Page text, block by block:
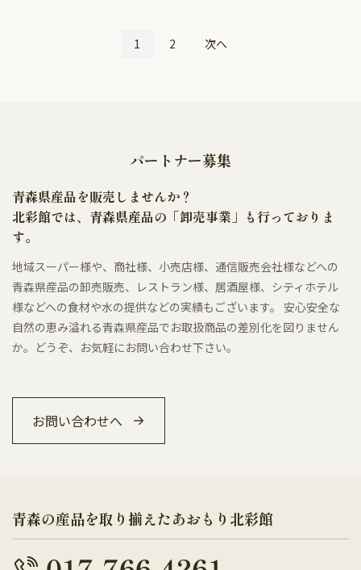
1 2 次へ
パートナー募集
青森県産品を販売しませんか？
北彩館では、青森県産品の「卸売事業」も行っておりま
す。
地域スーパー様や、商社様、小売店様、通信販売会社様などへの
青森県産品の卸売販売、レストラン様、居酒屋様、シティホテル
様などへの食材や水の提供などの実績もございます。 安心安全な
自然の恵み溢れる青森県産品でお取扱商品の差別化を図りません
か。どうぞ、お気軽にお問い合わせ下さい。
お問い合わせへ
青森の産品を取り揃えたあおもり北彩館